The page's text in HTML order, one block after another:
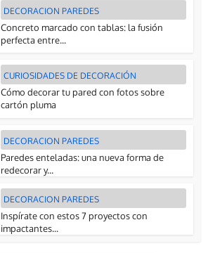
DECORACION PAREDES
Concreto marcado con tablas: la fusión
perfecta entre...
CURIOSIDADES DE DECORACIÓN
Cómo decorar tu pared con fotos sobre
cartón pluma
DECORACION PAREDES
Paredes enteladas: una nueva forma de
redecorar y...
DECORACION PAREDES
Inspírate con estos 7 proyectos con
impactantes...